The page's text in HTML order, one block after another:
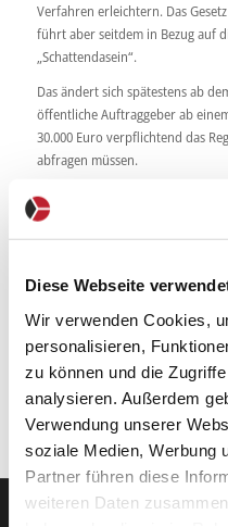
Diese Webseite
Wir verwenden Cookies,
personalisieren,
zu können und die
analysieren. Außerdem
Verwendung unserer
soziale Medien, Werbung
Partner führen diese
weiteren Daten
Verfahren erleichtern. Das
führt aber seitdem in Bezug auf
„Schattendasein“.
Das ändert sich spätestens ab
öffentliche Auftraggeber ab
30.000 Euro verpflichtend das
abfragen müssen.
Diese Abfragepflicht stellt die
Herausforderungen. Um
durchzuführen, müssen
125 GWB beherrschen und
Beachten Sie hierzu auch unsere
Wettbewerbsregister startet –
und